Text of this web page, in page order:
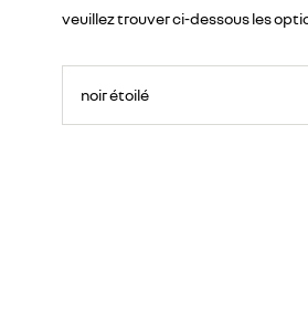
veuillez trouver ci-dessous les
noir étoilé